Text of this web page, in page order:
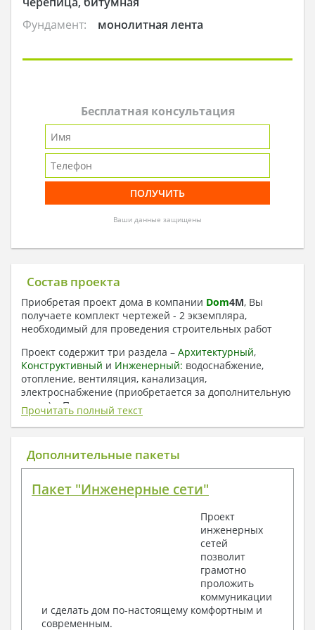
Фундамент:
монолитная лента
Бесплатная консультация
Ваши данные защищены
Состав проекта
Приобретая проект дома в компании Dom4M, Вы
получаете комплект чертежей - 2 экземпляра,
необходимый для проведения строительных работ
Проект содержит три раздела – Архитектурный,
Конструктивный и Инженерный: водоснабжение,
отопление, вентиляция, канализация,
электроснабжение (приобретается за дополнительную
плату) + Пояснительная записка.
1. Архитектурный раздел:
Общие данные по проекту
План координационных осей
Поэтажные маркировочные планы с
Разрезы и состав конструкций
Фасады с ведомостью внешних отделок
Элементы проемов – спецификация
Ведомость перемычек – сечения и
Объемы основных строительных материалов
Архитектурные узлы в конструкциях
Прочитать полный текст
Дополнительные пакеты
Пакет "Инженерные сети"
Проект
инженерных
сетей
позволит
грамотно
проложить
коммуникации
и сделать дом по-настоящему комфортным и
современным.